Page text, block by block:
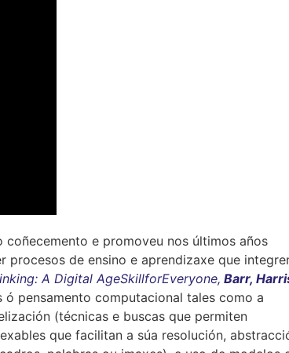
coñecemento e promoveu nos últimos años
procesos de ensino e aprendizaxe que
A Digital AgeSkillforEveryone, Barr,
pensamento computacional tales como a
(técnicas e buscas que permiten
que facilitan a súa resolución,